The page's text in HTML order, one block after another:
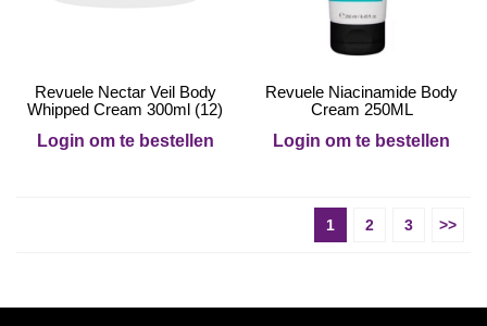
Revuele Nectar Veil Body
Whipped Cream 300ml (12)
Login om te bestellen
Revuele Niacinamide Body
Cream 250ML
Login om te bestellen
1 2 3 >>